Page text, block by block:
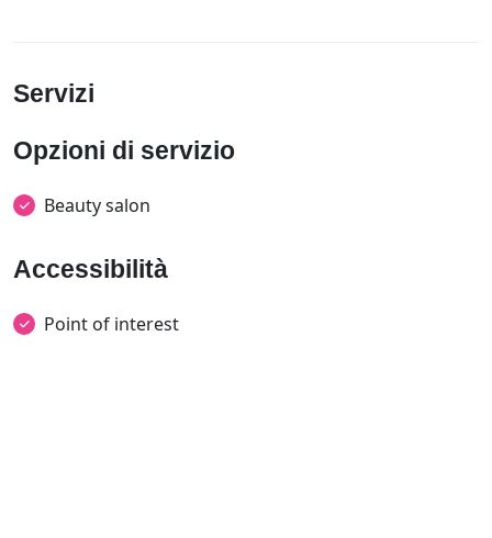
Servizi
Opzioni di servizio
Beauty salon
Accessibilità
Point of interest